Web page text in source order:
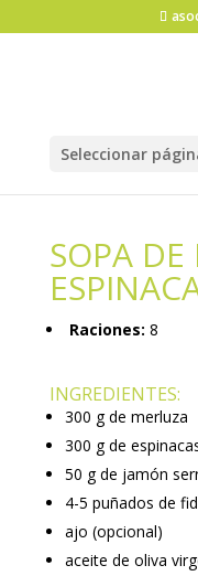
Seleccionar
SOPA
Raciones: 8
INGREDIENTES:
300 g de merluza
300 g de
50 g de jamón
4-5 puñados de
ajo (opcional)
aceite de oliva